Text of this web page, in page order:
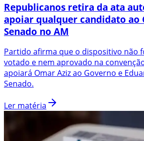
Republicanos retira da ata
apoiar qualquer candidato ao
Senado no AM
Partido afirma que o dispositivo não
votado e nem aprovado na
apoiará Omar Aziz ao Governo e
Senado.
Ler matéria